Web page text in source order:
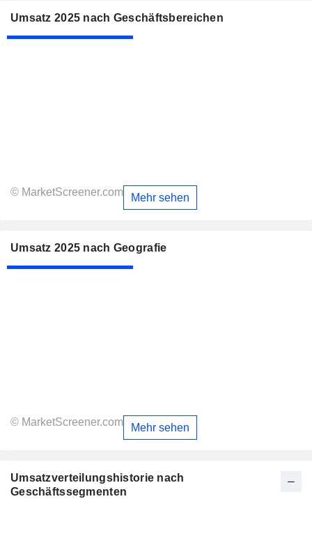
Umsatz 2025 nach Geschäftsbereichen
© MarketScreener.com Mehr sehen
Umsatz 2025 nach Geografie
© MarketScreener.com Mehr sehen
Umsatzverteilungshistorie nach
Geschäftssegmenten